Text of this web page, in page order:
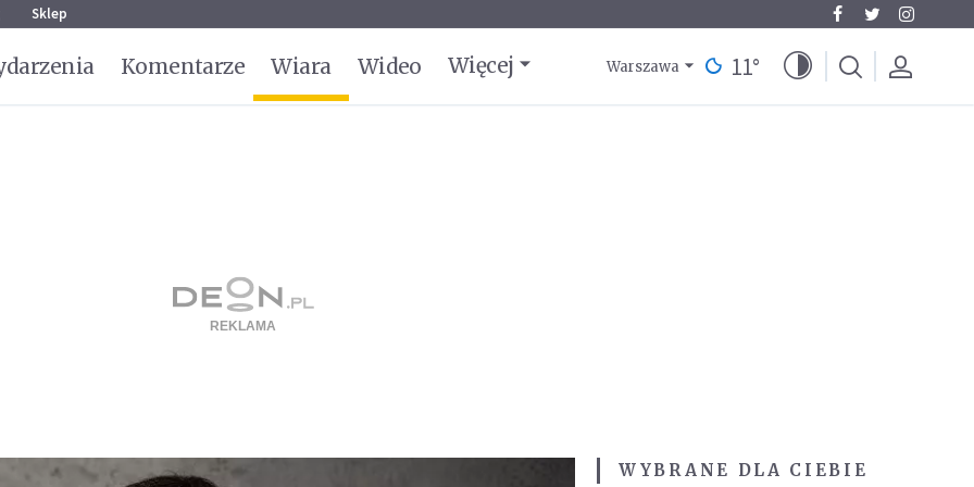
Sklep
Komentarze Wiara Wideo Więcej Warszawa 11°
WYBRANE DLA CIEBIE